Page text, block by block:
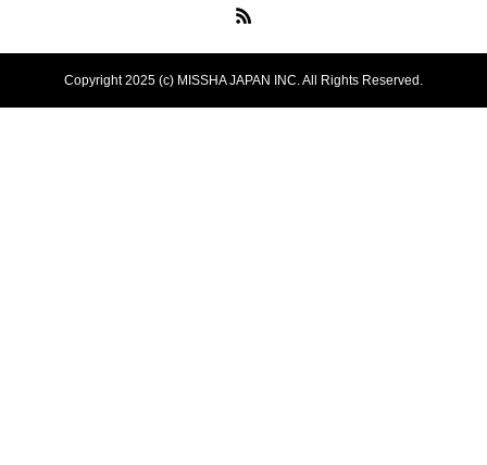
Copyright 2025 (c) MISSHA JAPAN INC. All Rights Reserved.